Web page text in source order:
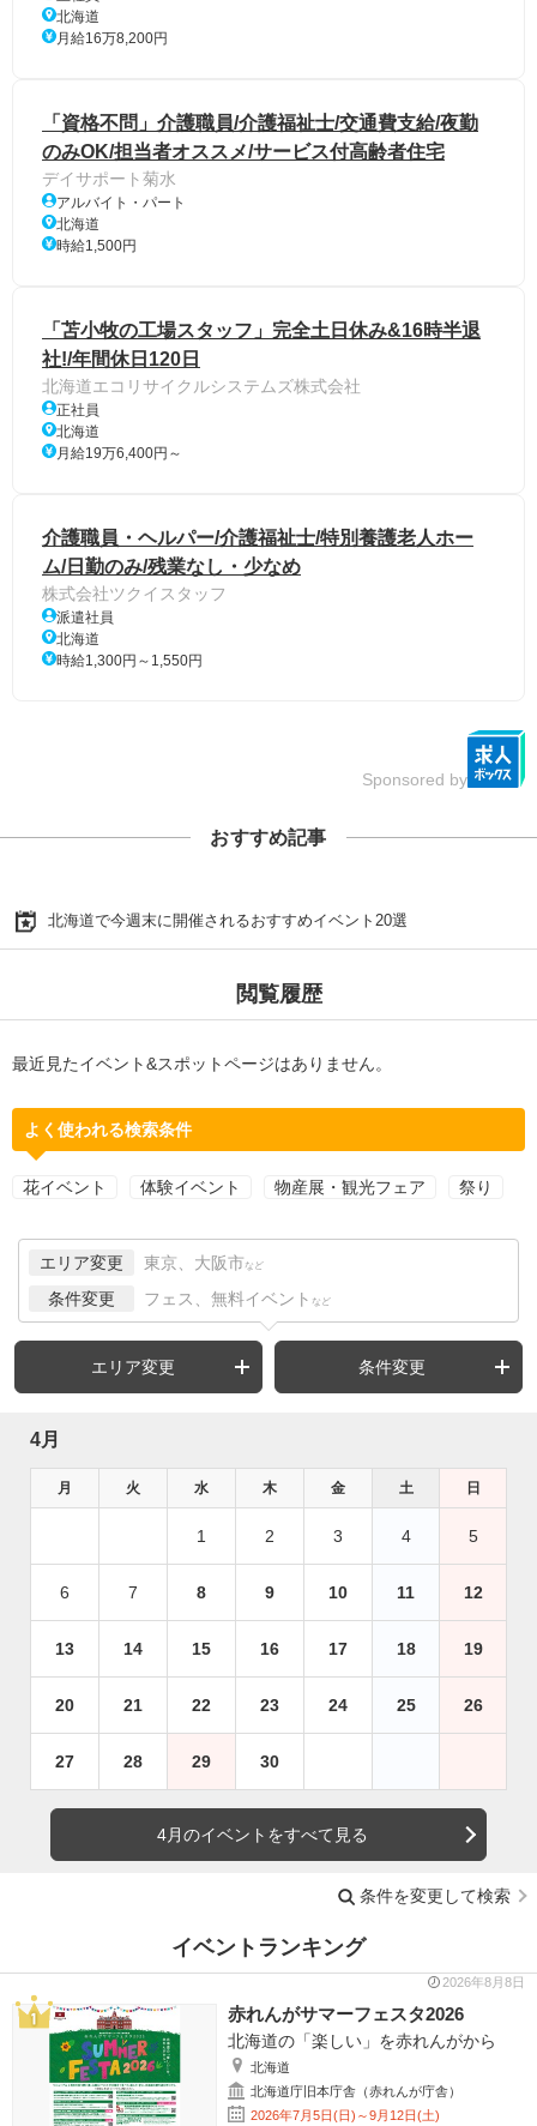
北海道
月給16万8,200円
「資格不問」介護職員/介護福祉士/交通費支給/夜勤
のみOK/担当者オススメ/サービス付高齢者住宅
デイサポート菊水
アルバイト・パート
北海道
時給1,500円
「苫小牧の工場スタッフ」完全土日休み&16時半退
社!/年間休日120日
北海道エコリサイクルシステムズ株式会社
正社員
北海道
月給19万6,400円～
介護職員・ヘルパー/介護福祉士/特別養護老人ホー
ム/日勤のみ/残業なし・少なめ
株式会社ツクイスタッフ
派遣社員
北海道
時給1,300円～1,550円
Sponsored by
おすすめ記事
北海道で今週末に開催されるおすすめイベント20選
閲覧履歴
最近見たイベント&スポットページはありません。
よく使われる検索条件
花イベント 体験イベント 物産展・観光フェア 祭り
エリア変更 東京、大阪市 など
条件変更 フェス、無料イベント など
エリア変更 条件変更
4月
月 火 水 木 金 土 日
1 2 3 4 5
6 7 8 9 10 11 12
13 14 15 16 17 18 19
20 21 22 23 24 25 26
27 28 29 30
4月のイベントをすべて見る
条件を変更して検索
イベントランキング
2026年8月8日
赤れんがサマーフェスタ2026
北海道の「楽しい」を赤れんがから
北海道
北海道庁旧本庁舎（赤れんが庁舎）
2026年7月5日(日)～9月12日(土)